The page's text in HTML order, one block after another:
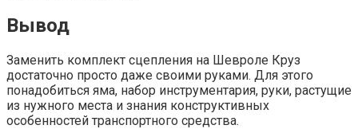
Вывод
Заменить комплект сцепления на Шевроле Круз
достаточно просто даже своими руками. Для этого
понадобиться яма, набор инструментария, руки, растущие
из нужного места и знания конструктивных
особенностей транспортного средства.